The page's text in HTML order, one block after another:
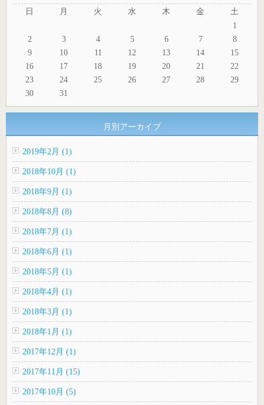
日
月 火 水 木 金
土
1
2
3 4 5 6 7
8
9
10 11 12 13 14
15
16
17 18 19 20 21
22
23
24 25 26 27 28
29
30
31
月別アーカイブ
2019年2月 (1)
2018年10月 (1)
2018年9月 (1)
2018年8月 (8)
2018年7月 (1)
2018年6月 (1)
2018年5月 (1)
2018年4月 (1)
2018年3月 (1)
2018年1月 (1)
2017年12月 (1)
2017年11月 (15)
2017年10月 (5)